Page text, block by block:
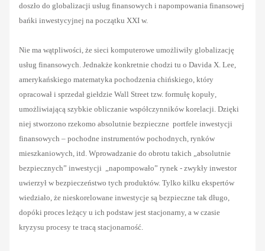
doszło do globalizacji usług finansowych i napompowania finansowej
bańki inwestycyjnej na początku XXI w.
Nie ma wątpliwości, że sieci komputerowe umożliwiły globalizację
usług finansowych. Jednakże konkretnie chodzi tu o Davida X. Lee,
amerykańskiego matematyka pochodzenia chińskiego, który
opracował i sprzedał giełdzie Wall Street tzw. formułę kopuły
umożliwiającą szybkie obliczanie współczynników korelacji. Dzięki
niej stworzono rzekomo absolutnie bezpieczne portfele inwestycji
finansowych – pochodne instrumentów pochodnych, rynków
mieszkaniowych, itd. Wprowadzanie do obrotu takich „absolutnie
bezpiecznych” inwestycji „napompowało” rynek - zwykły inwestor
uwierzył w bezpieczeństwo tych produktów. Tylko kilku ekspertów
wiedziało, że nieskorelowane inwestycje są bezpieczne tak długo,
dopóki proces leżący u ich podstaw jest stacjonarny, a w czasie
kryzysu procesy te tracą stacjonarność.